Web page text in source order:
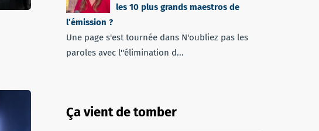
les 10 plus grands maestros de
l’émission ?
Une page s'est tournée dans N'oubliez pas les
paroles avec l''élimination d...
Ça vient de tomber